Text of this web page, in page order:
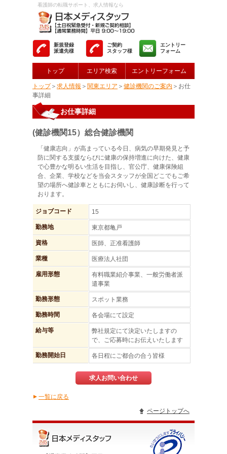
看護師の転職サポート、求人情報なら
新規登録
派遣先様
ご契約
スタッフ様
エントリー
フォーム
トップ エリア検索 エントリーフォーム
トップ＞ 求人情報 ＞ 関東エリア ＞ 健診機関のご案内 ＞お仕
事詳細
お仕事詳細
(健診機関15）総合健診機関
「健康志向」が高まっている今日、病気の早期発見と予
防に関する支援ならびに健康の保持増進に向けた、健康
で心豊かな明るい生活を目指し、官公庁、健康保険組
合、企業、学校などを当会スタッフが全国どこでもご希
望の場所へ健診車とともにお伺いし、健康診断を行って
おります。
ジョブコード 15
勤務地 東京都亀戸
資格 医師、正准看護師
業種 医療法人社団
雇用形態
有料職業紹介事業、一般労働者派
遣事業
勤務形態 スポット業務
勤務時間 各会場にて設定
給与等
弊社規定にて決定いたしますの
で、ご応募時にお伝えいたします
勤務開始日 各日程にご都合の合う皆様
求人お問い合わせ
▲一覧に戻る
ページトップへ